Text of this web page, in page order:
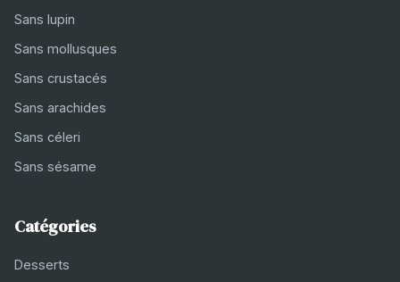
Sans lupin
Sans mollusques
Sans crustacés
Sans arachides
Sans céleri
Sans sésame
Catégories
Desserts